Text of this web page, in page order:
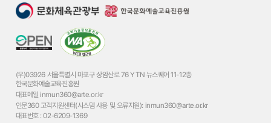
(우)03926 서울특별시 마포구 상암산로 76 YTN 뉴스퀘어 11-12층
한국문화예술교육진흥원
대표메일 inmun360@arte.or.kr
인문360 고객지원센터(시스템 사용 및 오류지원): inmun360@arte.or.kr
대표번호 :02-6209-1369